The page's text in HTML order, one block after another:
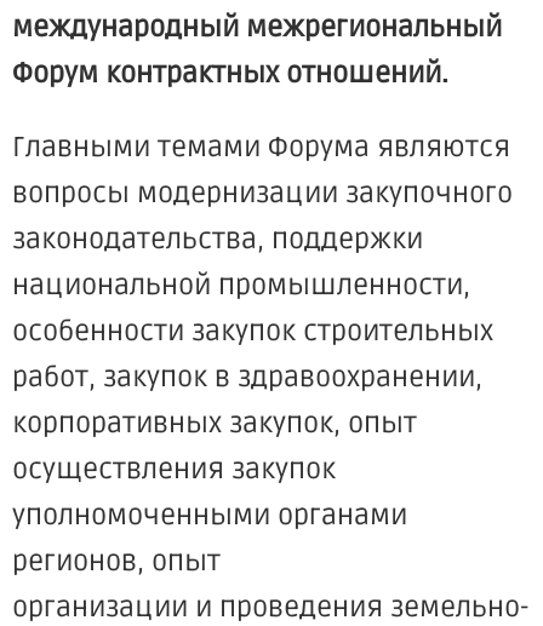
международный межрегиональный
Форум контрактных отношений.
Главными темами Форума являются
вопросы модернизации закупочного
законодательства, поддержки
национальной промышленности,
особенности закупок строительных
работ, закупок в здравоохранении,
корпоративных закупок, опыт
осуществления закупок
уполномоченными органами
регионов, опыт
организации и проведения земельно-